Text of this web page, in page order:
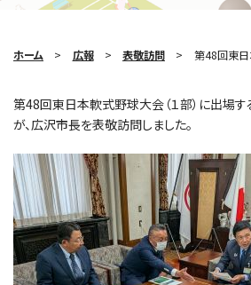
ホーム 広報 表敬訪問 第48回東日
第48回東日本軟式野球大会（１部）に出場
が、広沢市長を表敬訪問しました。